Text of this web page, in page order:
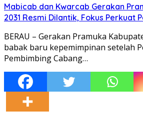
Mabicab dan Kwarcab Gerakan
2031 Resmi Dilantik, Fokus Perkuat
BERAU – Gerakan Pramuka
babak baru kepemimpinan setelah
Pembimbing Cabang…